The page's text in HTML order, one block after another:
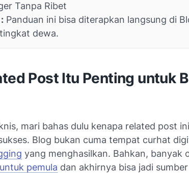
Tanpa Ribet
Panduan ini bisa diterapkan langsung di
dewa.
Post Itu Penting untuk
mari bahas dulu kenapa related post
Blog bukan cuma tempat curhat
yang menghasilkan. Bahkan, banyak
pemula dan akhirnya bisa jadi sumber